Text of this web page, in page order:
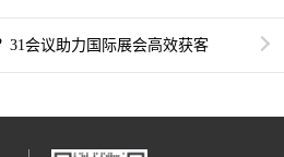
31会议助力国际展会高效获客